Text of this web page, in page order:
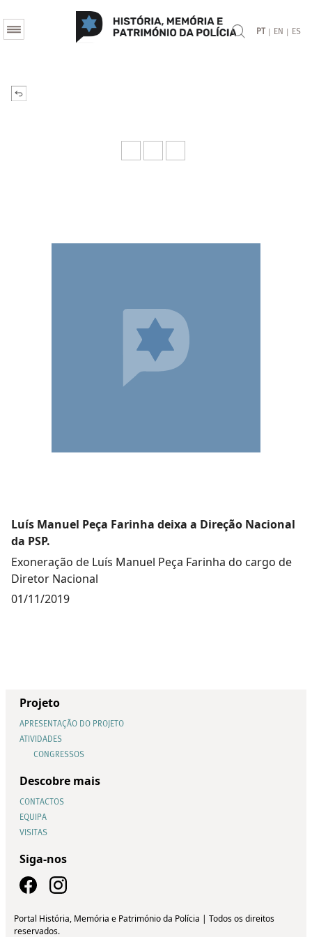
PT | EN | ES
Luís Manuel Peça Farinha deixa a Direção Nacional
da PSP.
Exoneração de Luís Manuel Peça Farinha do cargo de
Diretor Nacional
01/11/2019
Projeto
APRESENTAÇÃO DO PROJETO
ATIVIDADES
CONGRESSOS
Descobre mais
CONTACTOS
EQUIPA
VISITAS
Siga-nos
Portal História, Memória e Património da Polícia | Todos os direitos
reservados.